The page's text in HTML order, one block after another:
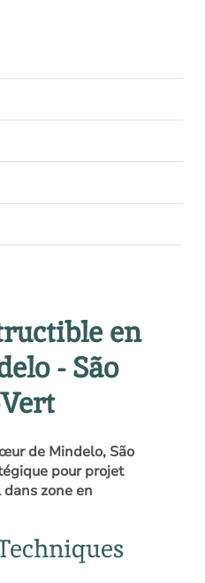
en
- São
de Mindelo, São
pour projet
zone en